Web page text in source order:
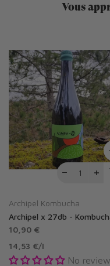
Vous
Archipel Kombucha
10,90 €
14,53 €/l
No